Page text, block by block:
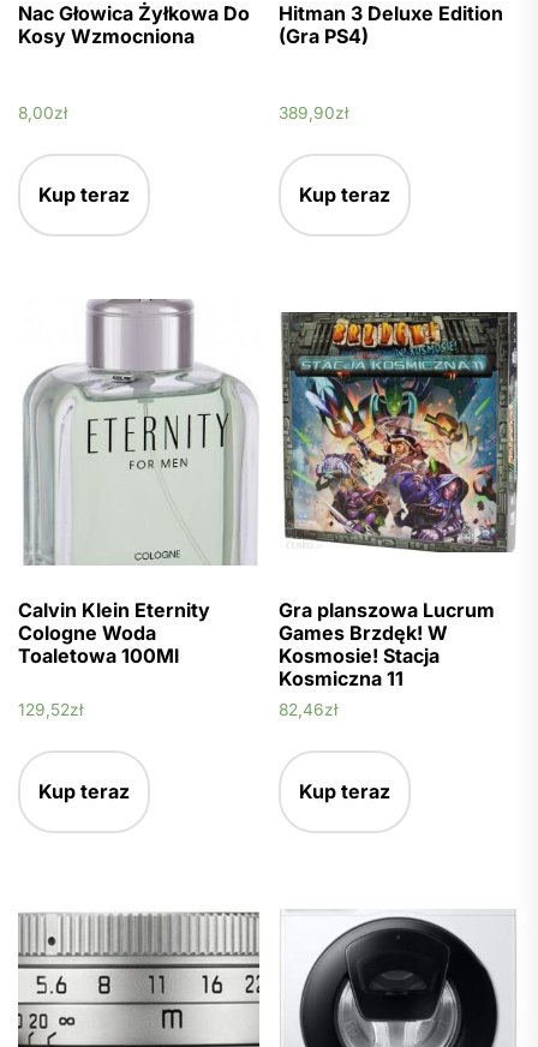
Nac Głowica Żyłkowa Do
Kosy Wzmocniona
8,00zł
Kup teraz
Hitman 3 Deluxe Edition
(Gra PS4)
389,90zł
Kup teraz
Calvin Klein Eternity
Cologne Woda
Toaletowa 100Ml
129,52zł
Kup teraz
Gra planszowa Lucrum
Games Brzdęk! W
Kosmosie! Stacja
Kosmiczna 11
82,46zł
Kup teraz